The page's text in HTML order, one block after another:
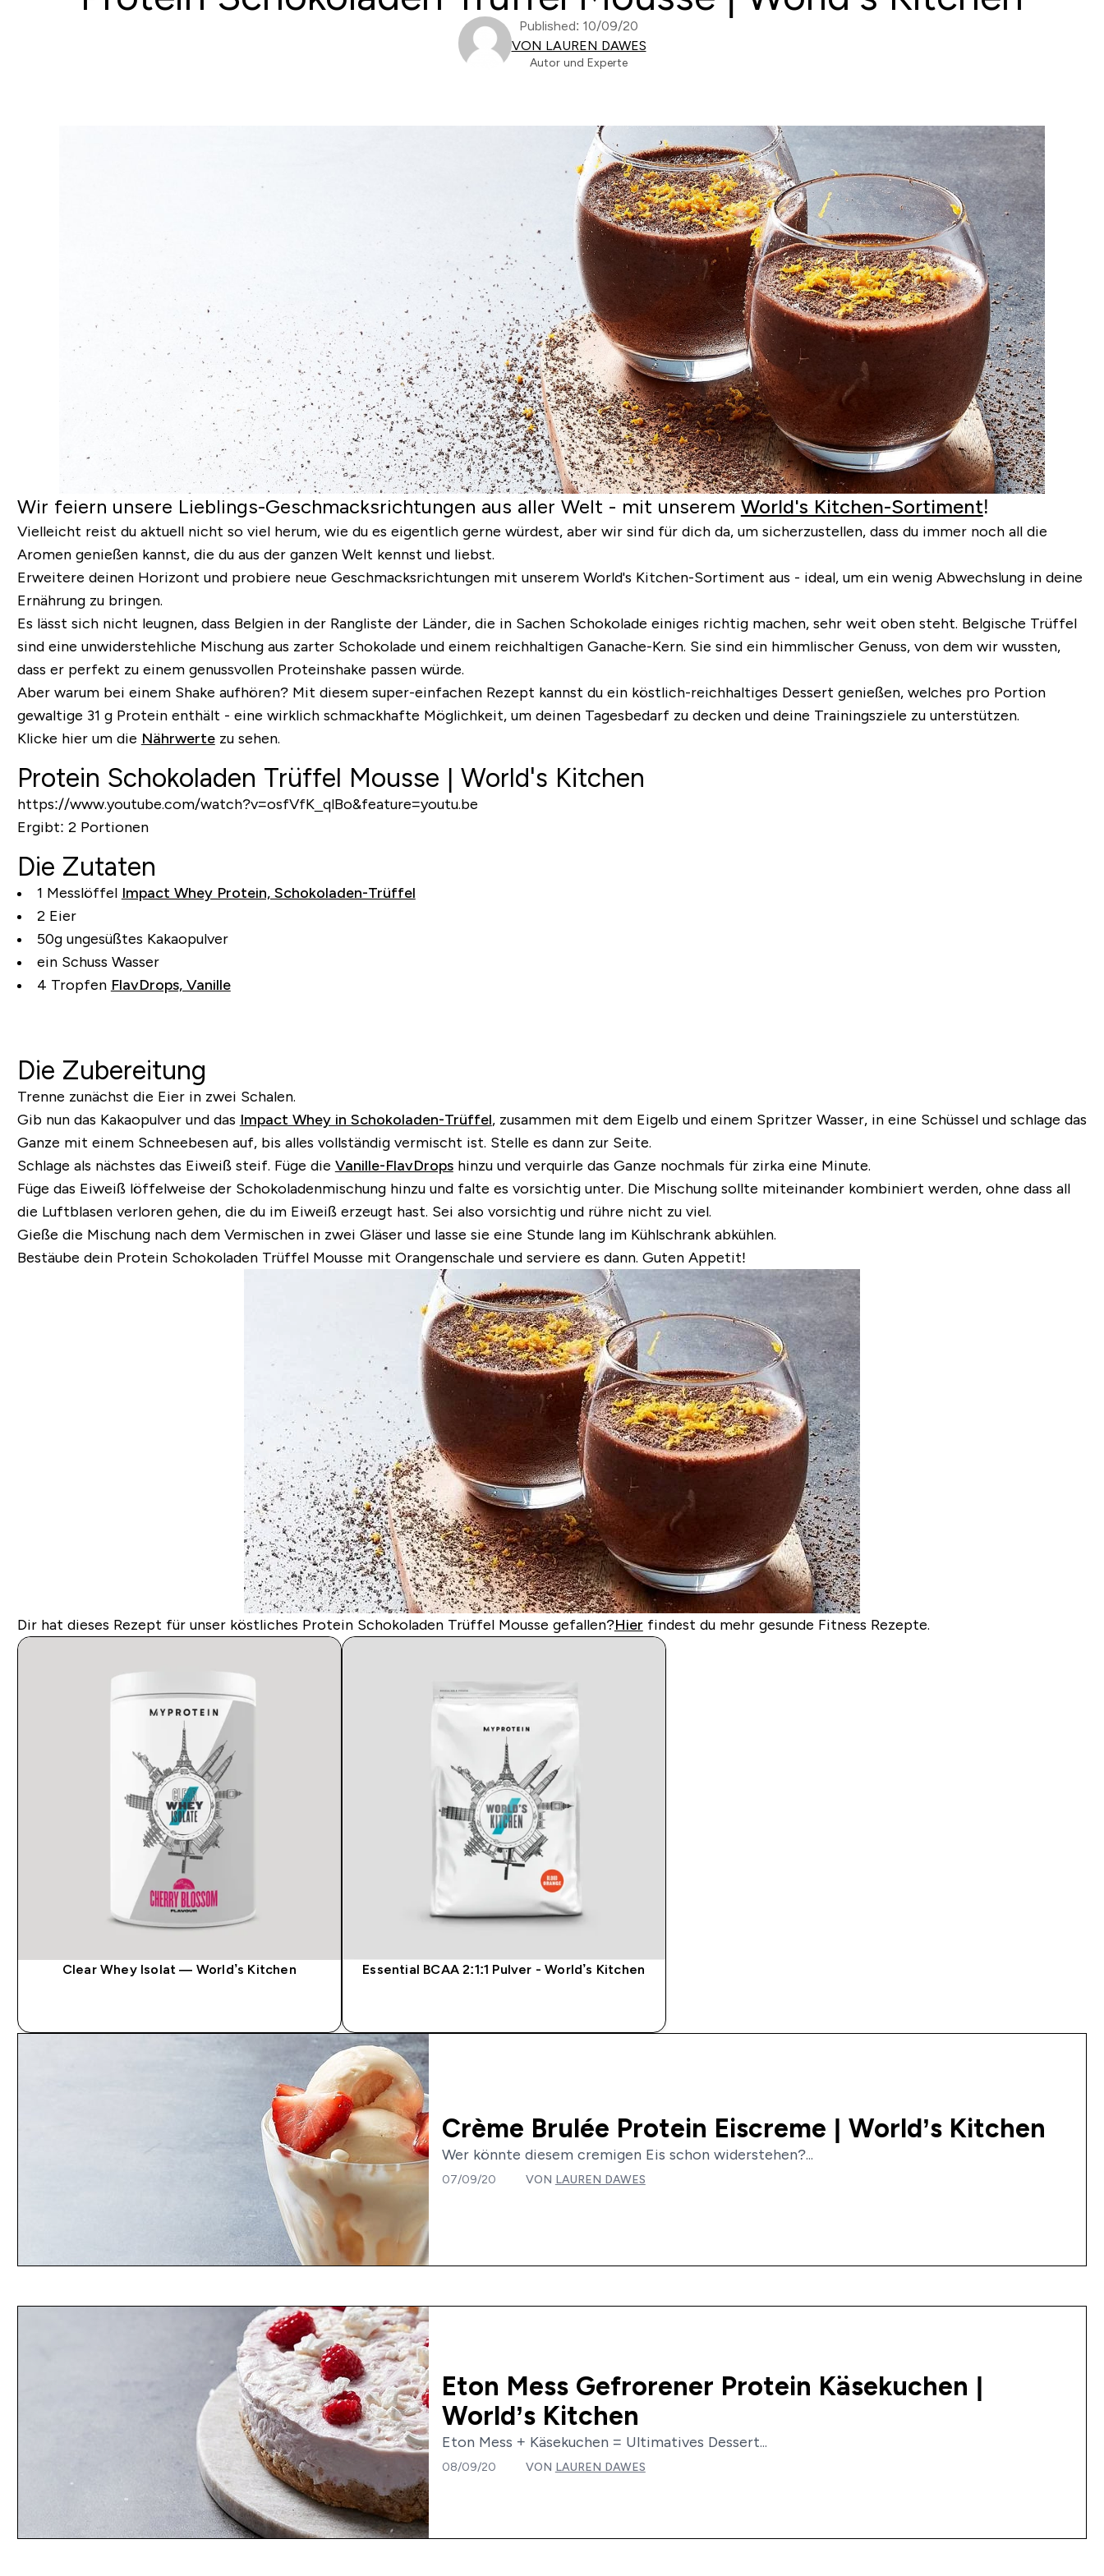
Published: 10/09/20
VON LAUREN DAWES
Autor und Experte
Wir feiern unsere Lieblings-Geschmacksrichtungen aus aller Welt - mit unserem World's Kitchen-Sortiment!
Vielleicht reist du aktuell nicht so viel herum, wie du es eigentlich gerne würdest, aber wir sind für dich da, um sicherzustellen, dass du immer noch all die
Aromen genießen kannst, die du aus der ganzen Welt kennst und liebst.
Erweitere deinen Horizont und probiere neue Geschmacksrichtungen mit unserem World's Kitchen-Sortiment aus - ideal, um ein wenig Abwechslung in deine
Ernährung zu bringen.
Es lässt sich nicht leugnen, dass Belgien in der Rangliste der Länder, die in Sachen Schokolade einiges richtig machen, sehr weit oben steht. Belgische Trüffel
sind eine unwiderstehliche Mischung aus zarter Schokolade und einem reichhaltigen Ganache-Kern. Sie sind ein himmlischer Genuss, von dem wir wussten,
dass er perfekt zu einem genussvollen Proteinshake passen würde.
Aber warum bei einem Shake aufhören? Mit diesem super-einfachen Rezept kannst du ein köstlich-reichhaltiges Dessert genießen, welches pro Portion
gewaltige 31 g Proteinenthält - eine wirklich schmackhafte Möglichkeit, um deinen Tagesbedarf zu decken und deine Trainingsziele zu unterstützen.
Klicke hier um die Nährwertezu sehen.
Protein Schokoladen Trüffel Mousse | World's Kitchen
https://www.youtube.com/watch?v=osfVfK_qlBo&feature=youtu.be
Ergibt: 2 Portionen
Die Zutaten
1 Messlöffel Impact Whey Protein, Schokoladen-Trüffel
2 Eier
50g ungesüßtes Kakaopulver
ein Schuss Wasser
4 Tropfen FlavDrops, Vanille
Die Zubereitung
Trenne zunächst die Eier in zwei Schalen.
Gib nun das Kakaopulver und das Impact Whey in Schokoladen-Trüffel, zusammen mit dem Eigelb und einem Spritzer Wasser, in eine Schüssel und schlage das
Ganze mit einem Schneebesen auf, bis alles vollständig vermischt ist. Stelle es dann zur Seite.
Schlage als nächstes das Eiweiß steif. Füge die Vanille-FlavDropshinzu und verquirle das Ganze nochmals für zirka eine Minute.
Füge das Eiweiß löffelweise der Schokoladenmischung hinzu und falte es vorsichtig unter. Die Mischung sollte miteinander kombiniert werden, ohne dass all
die Luftblasen verloren gehen, die du im Eiweiß erzeugt hast. Sei also vorsichtig und rühre nicht zu viel.
Gieße die Mischung nach dem Vermischen in zwei Gläser und lasse sie eine Stunde lang im Kühlschrank abkühlen.
Bestäube dein Protein Schokoladen Trüffel Mousse mit Orangenschale und serviere es dann. Guten Appetit!
Dir hat dieses Rezept für unser köstliches Protein Schokoladen Trüffel Mousse gefallen?Hier findest du mehr gesunde Fitness Rezepte.
Clear Whey Isolat — World’s Kitchen Essential BCAA 2:1:1 Pulver - World’s Kitchen
Crème Brulée Protein Eiscreme | World’s Kitchen
Wer könnte diesem cremigen Eis schon widerstehen?...
07/09/20 VON LAUREN DAWES
Eton Mess Gefrorener Protein Käsekuchen |
World’s Kitchen
Eton Mess + Käsekuchen = Ultimatives Dessert...
08/09/20 VON LAUREN DAWES